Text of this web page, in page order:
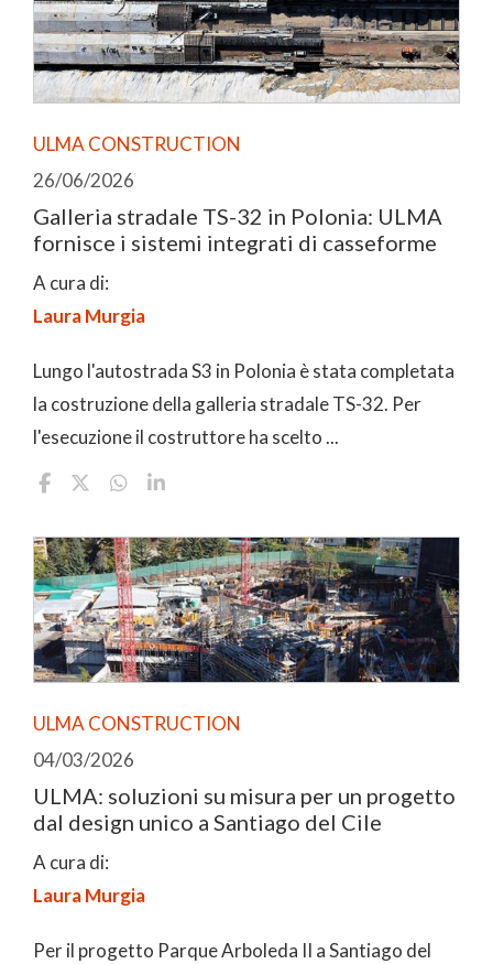
ULMA CONSTRUCTION
26/06/2026
Galleria stradale TS-32 in Polonia: ULMA
fornisce i sistemi integrati di casseforme
A cura di:
Laura Murgia
Lungo l'autostrada S3 in Polonia è stata completata
la costruzione della galleria stradale TS-32. Per
l'esecuzione il costruttore ha scelto ...
ULMA CONSTRUCTION
04/03/2026
ULMA: soluzioni su misura per un progetto
dal design unico a Santiago del Cile
A cura di:
Laura Murgia
Per il progetto Parque Arboleda II a Santiago del